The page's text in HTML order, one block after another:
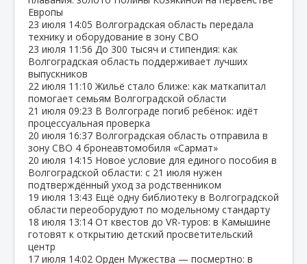
Европы
23 июля 14:05 Волгоградская область передала
технику и оборудование в зону СВО
23 июля 11:56 До 300 тысяч и стипендия: как
Волгоградская область поддерживает лучших
выпускников
22 июля 11:10 Жильё стало ближе: как маткапитал
помогает семьям Волгоградской области
21 июля 09:23 В Волгограде погиб ребёнок: идёт
процессуальная проверка
20 июля 16:37 Волгоградская область отправила в
зону СВО 4 бронеавтомобиля «Сармат»
20 июля 14:15 Новое условие для единого пособия в
Волгоградской области: с 21 июля нужен
подтверждённый уход за родственником
19 июля 13:43 Ещё одну библиотеку в Волгоградской
области переоборудуют по модельному стандарту
18 июля 13:14 От квестов до VR‑туров: в Камышине
готовят к открытию детский просветительский
центр
17 июля 14:02 Орден Мужества — посмертно: в